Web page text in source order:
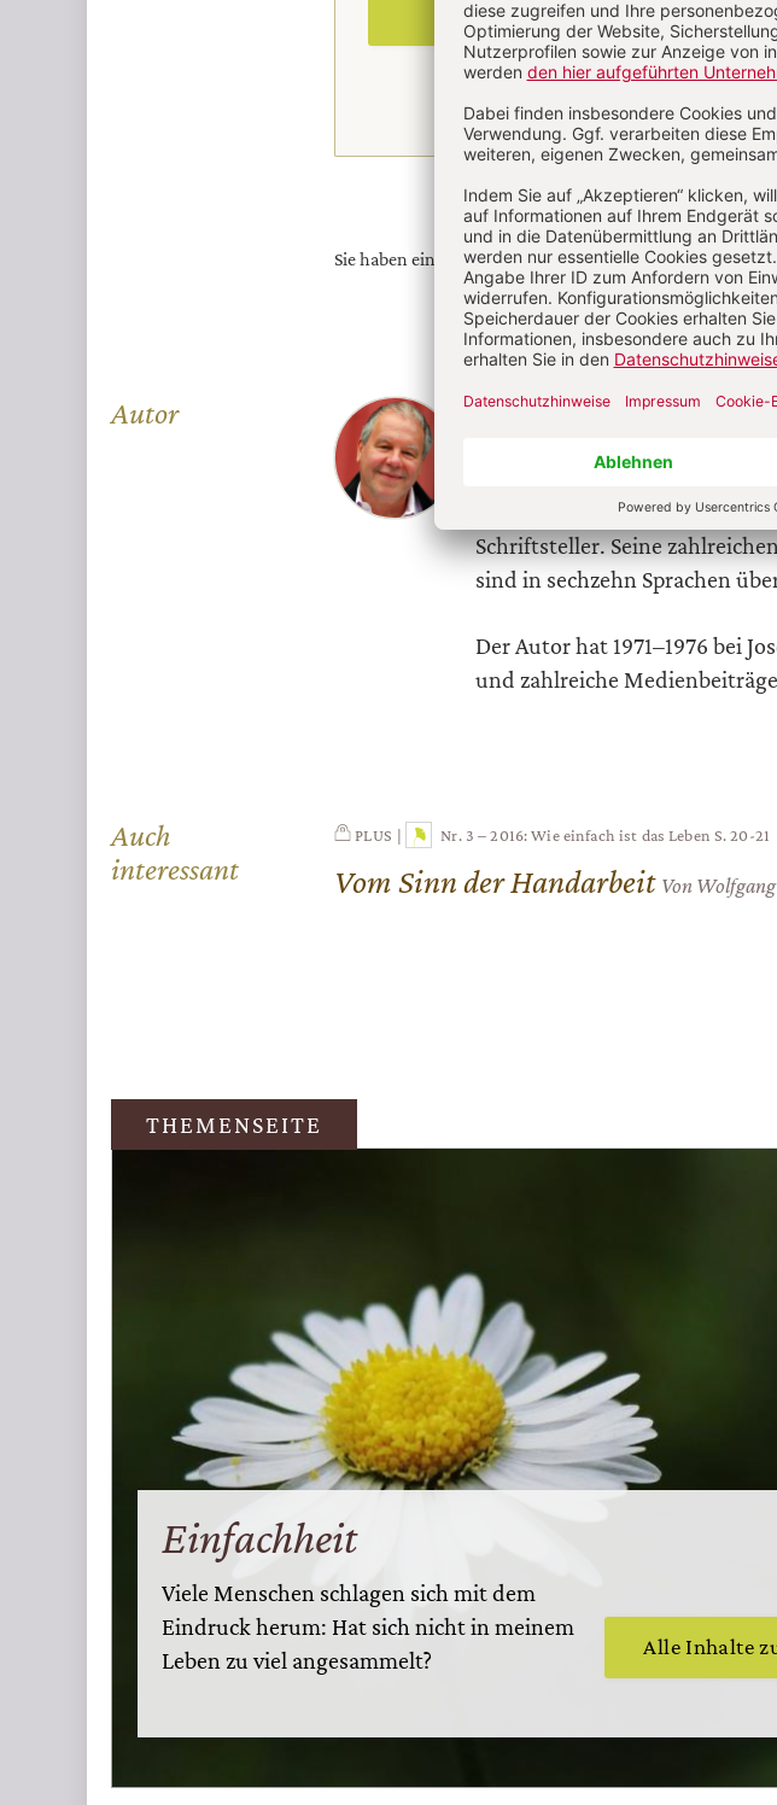
Abo
Sie haben ein Abonnement?Anmelden
Überschrift
Autor Christian Feldmann
Christian Feldmann, geb.
arbeitet als Journalist für
Schriftsteller. Seine
sind in sechzehn Sprachen
Der Autor hat 1971–1976 bei
und zahlreiche
Auch
interessant
PLUS Nr. 3 – 2016: Wie einfach ist das Leben S. 20-21
Vom Sinn der Handarbeit Von
THEMENSEITE
Einfachheit
Viele Menschen schlagen sich mit dem
Eindruck herum: Hat sich nicht in meinem
Leben zu viel angesammelt?
Alle Inhalte